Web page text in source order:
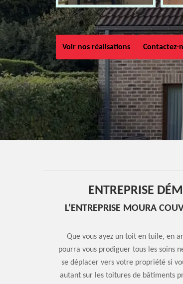
Voir nos réalisations Contactez-
ENTREPRISE
L’ENTREPRISE MOURA
Que vous ayez un toit en tuile, en
pourra vous prodiguer tous les soins
se déplacer vers votre propriété si
autant sur les toitures de bâtiments